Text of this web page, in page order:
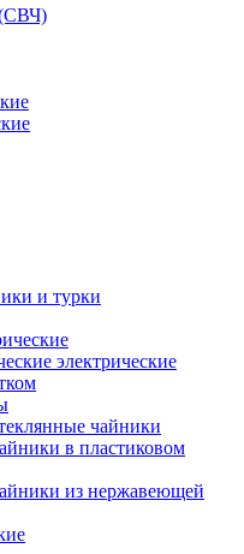
и турки
электрические
чайники
в пластиковом
из нержавеющей